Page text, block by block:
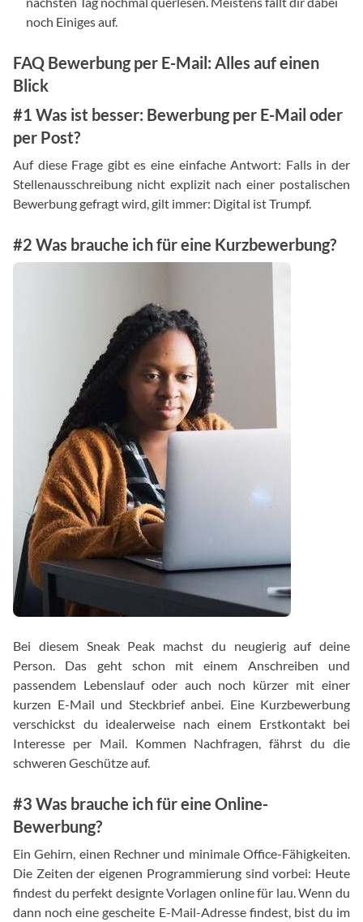
noch Einiges auf.
FAQ Bewerbung per E-Mail: Alles auf einen
Blick
#1 Was ist besser: Bewerbung per E-Mail oder
per Post?
Auf diese Frage gibt es eine einfache Antwort: Falls in der
Stellenausschreibung nicht explizit nach einer postalischen
Bewerbung gefragt wird, gilt immer: Digital ist Trumpf.
#2 Was brauche ich für eine Kurzbewerbung?
Bei diesem Sneak Peak machst du neugierig auf deine
Person. Das geht schon mit einem Anschreiben und
passendem Lebenslauf oder auch noch kürzer mit einer
kurzen E-Mail und Steckbrief anbei. Eine Kurzbewerbung
verschickst du idealerweise nach einem Erstkontakt bei
Interesse per Mail. Kommen Nachfragen, fährst du die
schweren Geschütze auf.
#3 Was brauche ich für eine Online-
Bewerbung?
Ein Gehirn, einen Rechner und minimale Office-Fähigkeiten.
Die Zeiten der eigenen Programmierung sind vorbei: Heute
findest du perfekt designte Vorlagen online für lau. Wenn du
dann noch eine gescheite E-Mail-Adresse findest, bist du im